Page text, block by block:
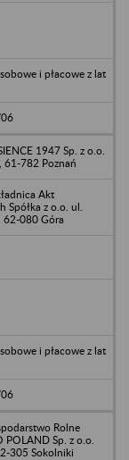
i płacowe z lat
1947 Sp. z o.o.
61-782 Poznań
Akt
Spółka z o.o. ul.
62-080 Góra
i płacowe z lat
Rolne
Sp. z o.o.
305 Sokolniki